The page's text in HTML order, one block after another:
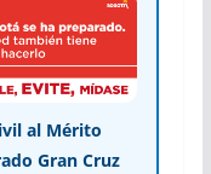
al Mérito
Gran Cruz